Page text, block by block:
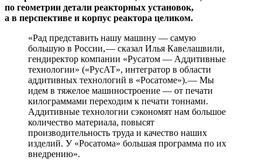
по геометрии детали реакторных установок,
а в перспективе и корпус реактора целиком.
«Рад представить нашу машину — ​самую
большую в России, — ​сказал Илья Кавелашвили,
гендиректор компании «Русатом — Аддитивные
технологии» («РусАТ», интегратор в области
аддитивных технологий в «Росатоме»). — ​Мы
идем в тяжелое машиностроение — ​от печати
килограммами переходим к печати тоннами.
Аддитивные технологии сэкономят нам большое
количество материала, повысят
производительность труда и качество наших
изделий. У «Росатома» большая программа по их
внедрению».